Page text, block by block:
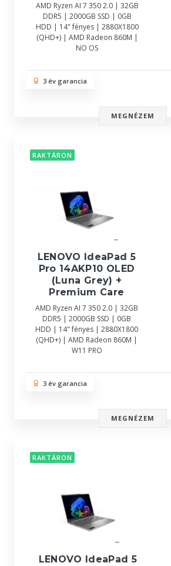
AMD Ryzen AI 7 350 2.0 | 32GB
DDR5 | 2000GB SSD | 0GB
HDD | 14" fényes | 2880X1800
(QHD+) | AMD Radeon 860M |
NO OS
3 év garancia
MEGNÉZEM
RAKTÁRON
LENOVO IdeaPad 5
Pro 14AKP10 OLED
(Luna Grey) +
Premium Care
AMD Ryzen AI 7 350 2.0 | 32GB
DDR5 | 2000GB SSD | 0GB
HDD | 14" fényes | 2880X1800
(QHD+) | AMD Radeon 860M |
W11 PRO
3 év garancia
MEGNÉZEM
RAKTÁRON
LENOVO IdeaPad 5